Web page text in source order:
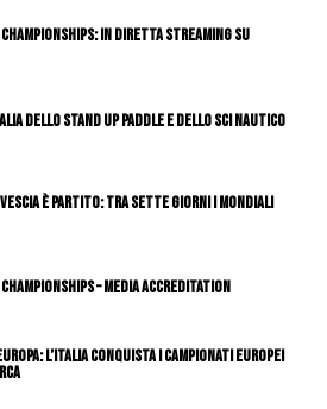
IN DIRETTA STREAMING SU
dello stand up paddle e dello sci nautico
è partito: tra sette giorni i Mondiali
– MEDIA ACCREDITATION
L’ITALIA CONQUISTA I CAMPIONATI EUROPEI